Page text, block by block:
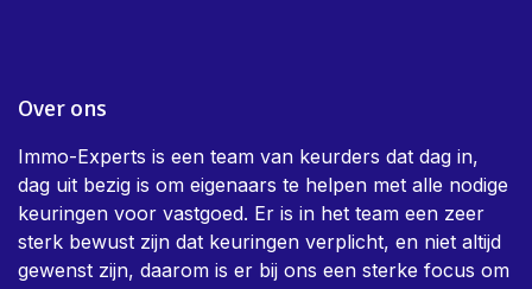
Over ons
Immo-Experts is een team van keurders dat dag in,
dag uit bezig is om eigenaars te helpen met alle nodige
keuringen voor vastgoed. Er is in het team een zeer
sterk bewust zijn dat keuringen verplicht, en niet altijd
gewenst zijn, daarom is er bij ons een sterke focus om